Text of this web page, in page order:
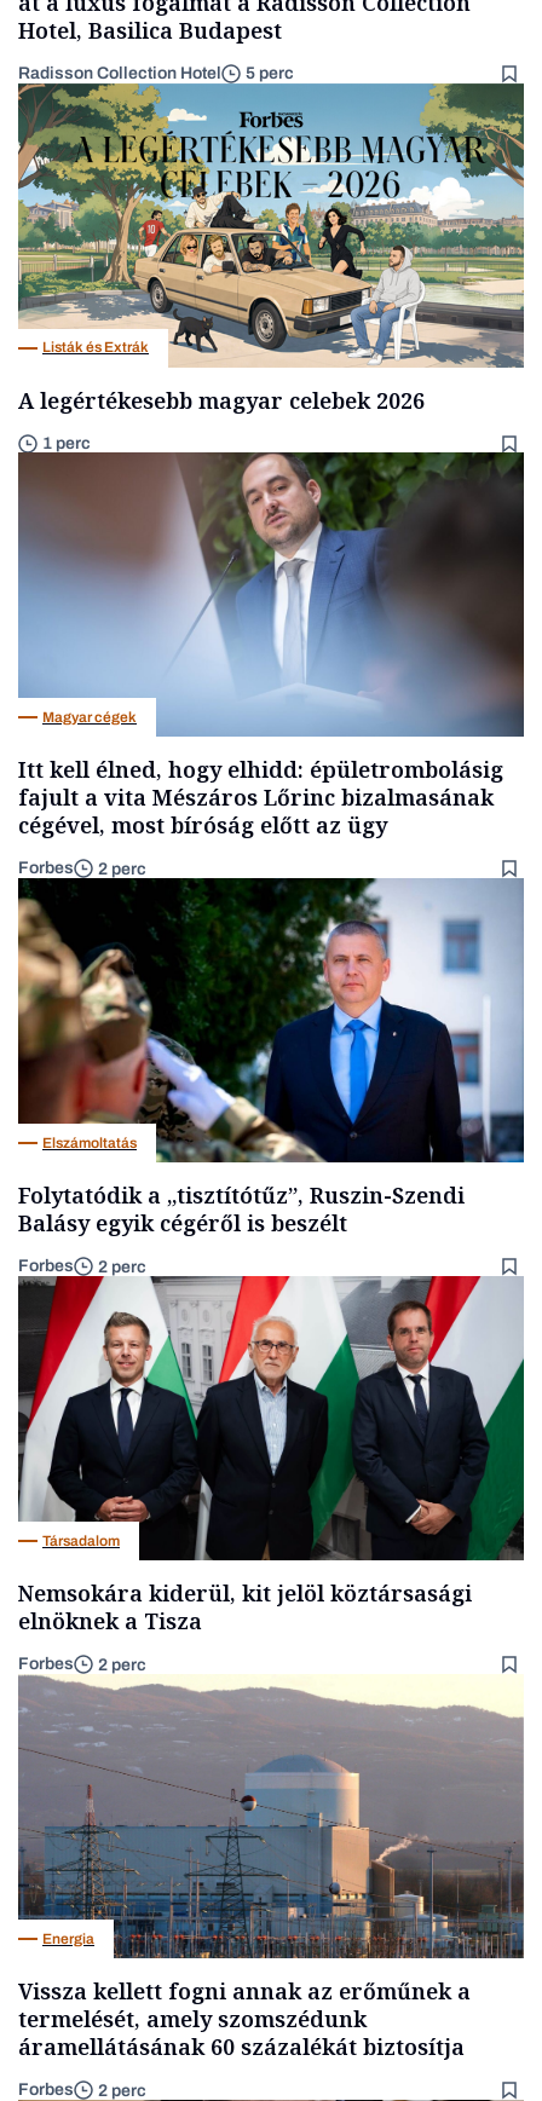
Hotel, Basilica Budapest
Radisson Collection Hotel 5 perc
Listák és Extrák
A legértékesebb magyar celebek 2026
1 perc
Magyar cégek
Itt kell élned, hogy elhidd: épületrombolásig
fajult a vita Mészáros Lőrinc bizalmasának
cégével, most bíróság előtt az ügy
Forbes 2 perc
Elszámoltatás
Folytatódik a „tisztítótűz”, Ruszin-Szendi
Balásy egyik cégéről is beszélt
Forbes 2 perc
Társadalom
Nemsokára kiderül, kit jelöl köztársasági
elnöknek a Tisza
Forbes 2 perc
Energia
Vissza kellett fogni annak az erőműnek a
termelését, amely szomszédunk
áramellátásának 60 százalékát biztosítja
Forbes 2 perc